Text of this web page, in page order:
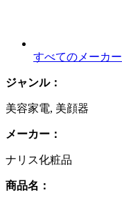
すべてのメーカー
ジャンル：
美容家電, 美顔器
メーカー：
ナリス化粧品
商品名：